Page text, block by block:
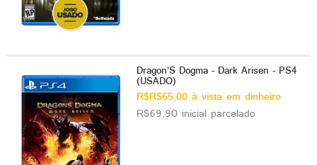
Dragon’S Dogma - Dark Arisen - PS4
(USADO)
R$R$65,00 à vista em dinheiro
R$69,90 inicial parcelado